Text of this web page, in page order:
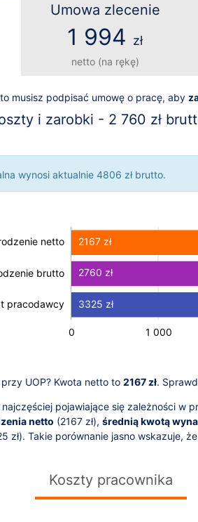
Umowa zlecenie
1 994 zł
netto (na rękę)
musisz podpisać umowę o pracę, aby
i zarobki - 2 760 zł
wynosi aktualnie 4806 zł brutto.
2167 zł
2760 zł
3325 zł
brutto
netto
brutto
pracodawcy
-2 000
-1 000
0 1 000
5 000
UOP? Kwota netto to 2167 zł.
pojawiające się zależności w
netto (2167 zł), średnią kwotą
zł). Takie porównanie jasno wskazuje,
Koszty pracownika